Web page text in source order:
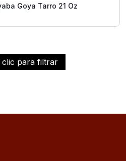
clic para filtrar
Goya Tarro 21 Oz